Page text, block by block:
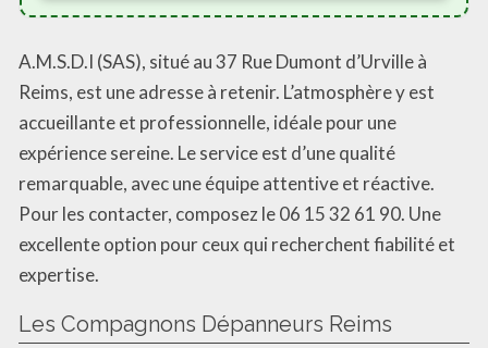
A.M.S.D.I (SAS), situé au 37 Rue Dumont d’Urville à
Reims, est une adresse à retenir. L’atmosphère y est
accueillante et professionnelle, idéale pour une
expérience sereine. Le service est d’une qualité
remarquable, avec une équipe attentive et réactive.
Pour les contacter, composez le 06 15 32 61 90. Une
excellente option pour ceux qui recherchent fiabilité et
expertise.
Les Compagnons Dépanneurs Reims